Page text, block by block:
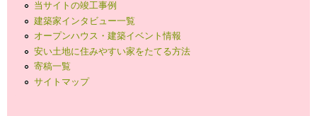
当サイトの竣工事例
建築家インタビュー一覧
オープンハウス・建築イベント情報
安い土地に住みやすい家をたてる方法
寄稿一覧
サイトマップ